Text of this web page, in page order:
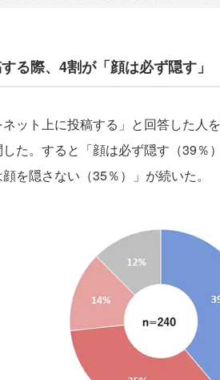
る際、4割が「顔は必ず隠す」
ット上に投稿する」と回答した人
た。すると「顔は必ず隠す（39％
を隠さない（35％）」が続いた。